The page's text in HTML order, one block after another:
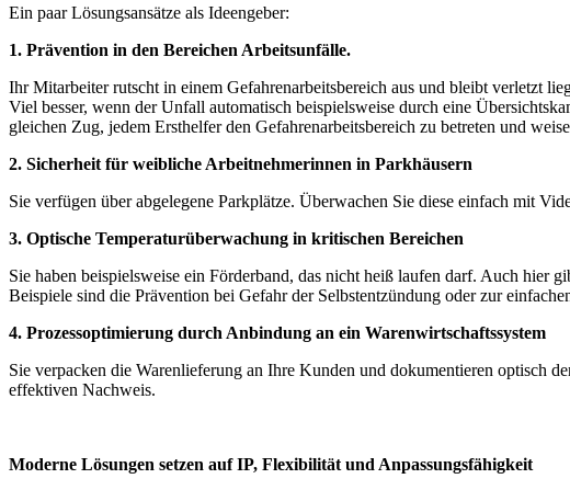
Ein paar Lösungsansätze als Ideengeber:
1. Prävention in den Bereichen Arbeitsunfälle.
Ihr Mitarbeiter rutscht in einem Gefahrenarbeitsbereich aus und bleibt verletzt
Viel besser, wenn der Unfall automatisch beispielsweise durch eine
gleichen Zug, jedem Ersthelfer den Gefahrenarbeitsbereich zu betreten und
2. Sicherheit für weibliche Arbeitnehmerinnen in Parkhäusern
Sie verfügen über abgelegene Parkplätze. Überwachen Sie diese einfach mit
3. Optische Temperaturüberwachung in kritischen Bereichen
Sie haben beispielsweise ein Förderband, das nicht heiß laufen darf. Auch hier
Beispiele sind die Prävention bei Gefahr der Selbstentzündung oder zur
4. Prozessoptimierung durch Anbindung an ein Warenwirtschaftssystem
Sie verpacken die Warenlieferung an Ihre Kunden und dokumentieren optisch
effektiven Nachweis.
Moderne Lösungen setzen auf IP, Flexibilität und Anpassungsfähigkeit